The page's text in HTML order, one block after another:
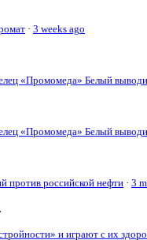
· 3 weeks ago
«Промомеда» Белый
«Промомеда» Белый
против российской нефти · 3
и играют с их